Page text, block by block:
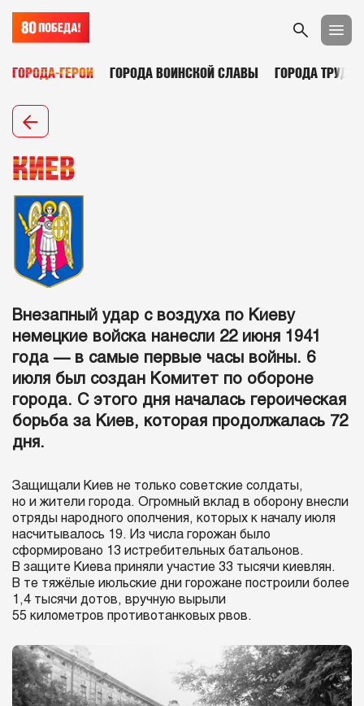
ГОРОДА-ГЕРОИ ГОРОДА ВОИНСКОЙ СЛАВЫ ГОРОДА
КИЕВ
Внезапный удар с воздуха по Киеву
немецкие войска нанесли 22 июня 1941
года — в самые первые часы войны. 6
июля был создан Комитет по обороне
города. С этого дня началась героическая
борьба за Киев, которая продолжалась 72
дня.
Защищали Киев не только советские солдаты,
но и жители города. Огромный вклад в оборону внесли
отряды народного ополчения, которых к началу июля
насчитывалось 19. Из числа горожан было
сформировано 13 истребительных батальонов.
В защите Киева приняли участие 33 тысячи киевлян.
В те тяжёлые июльские дни горожане построили более
1,4 тысячи дотов, вручную вырыли
55 километров противотанковых рвов.